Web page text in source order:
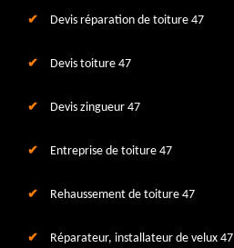
Devis réparation de toiture 47
Devis toiture 47
Devis zingueur 47
Entreprise de toiture 47
Rehaussement de toiture 47
Réparateur, installateur de velux 47